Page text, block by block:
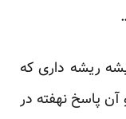
ریشه داری که
پاسخ نهفته در